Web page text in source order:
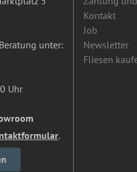
unter:
Uhr
.
Kontakt
Job
Newsletter
Fliesen